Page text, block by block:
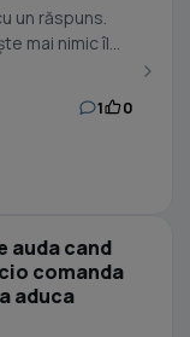
un răspuns.
mai nimic îl
1 0
auda cand
comanda
aduca